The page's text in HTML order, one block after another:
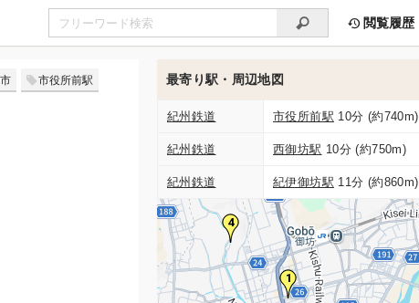
閲覧履歴
市役所前駅 最寄り駅・周辺地図
紀州鉄道 市役所前駅 10分 (約740m)
紀州鉄道 西御坊駅 10分 (約750m)
紀州鉄道 紀伊御坊駅 11分 (約860m)
1
4